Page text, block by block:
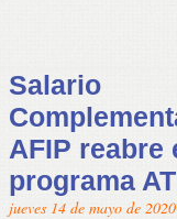
Salario
AFIP reabre
programa
jueves 14 de mayo de 2020